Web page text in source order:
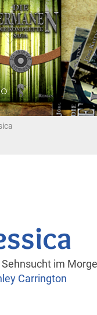
Sehnsucht im
Carrington